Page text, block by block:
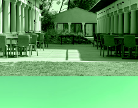
établissement hôtelier premium – Le
Pradet (83)
En savoir +